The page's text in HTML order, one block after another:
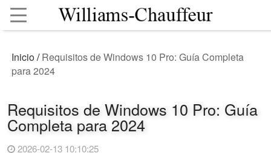
Inicio/Requisitos de Windows 10 Pro: Guía Completa
para 2024
Requisitos de Windows 10 Pro: Guía
Completa para 2024
2026-02-13 10:10:25